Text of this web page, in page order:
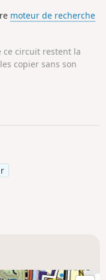
moteur de recherche
ce circuit restent la
copier sans son